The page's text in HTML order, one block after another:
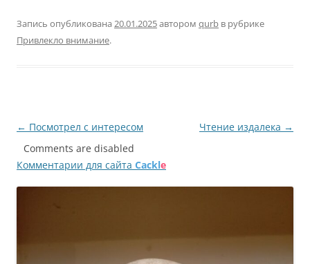
Запись опубликована 20.01.2025автором qurb в рубрике
Привлекло внимание.
Навигация
по
записям
← Посмотрел с интересом Чтение издалека →
Comments are disabled
Комментарии для сайта Cackle